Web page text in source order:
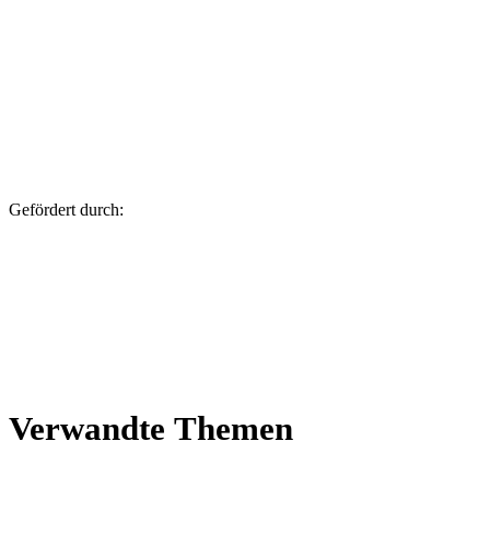
Geför­dert durch:
Ver­wandte Themen